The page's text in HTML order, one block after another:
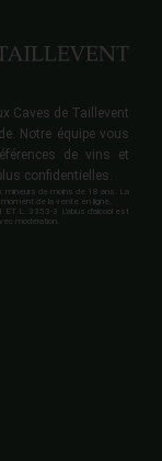
Caves de Taillevent
Notre équipe vous
de vins et
confidentielles.
mineurs de moins de 18 ans. La
de la vente en ligne.
ET L. 3353-3 L'abus d'alcool est
modération.